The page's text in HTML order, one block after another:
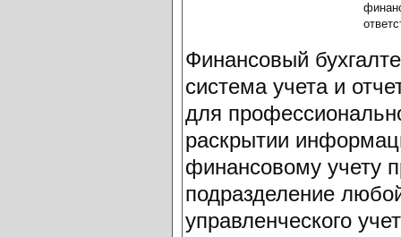
Финансовый
система учета и
для
раскрытии
финансовому учету
подразделение
управленческого